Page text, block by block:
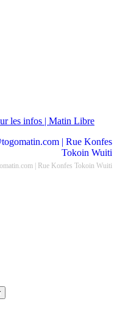
les infos | Matin Libre
| Rue Konfes Tokoin Wuiti